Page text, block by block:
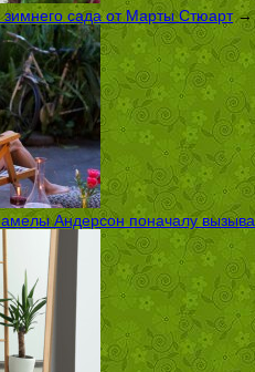
сада от Марты Стюарт→
Андерсон поначалу